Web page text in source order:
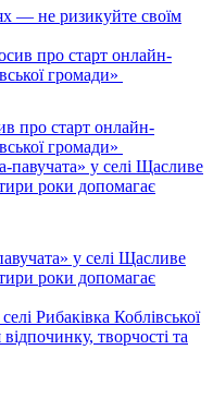
— не ризикуйте своїм
про старт онлайн-
громади»
у селі Щасливе
роки допомагає